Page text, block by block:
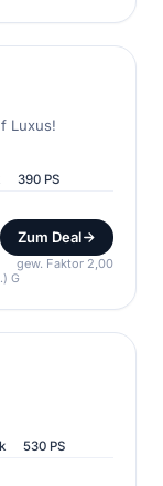
Luxus!
390 PS
Zum Deal
gew. Faktor 2,00
G
530 PS